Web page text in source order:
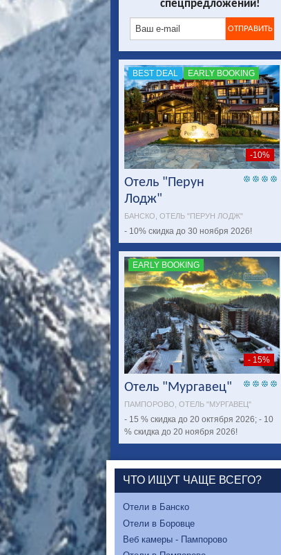
спецпредложений!
BEST DEAL EARLY BOOKING
-10%
Отель "Перун
Лодж"
БАНСКО, ОТЕЛЬ "ПЕРУН ЛОДЖ"
- 10% скидка до 30 ноября 2026!
EARLY BOOKING
- 15%
Отель "Мургавец"
ПАМПОРОВО, ОТЕЛЬ "МУРГАВЕЦ"
- 15 % скидка до 20 октября 2026; - 10
% скидка до 20 ноября 2026!
ЧТО ИЩУТ ЧАЩЕ ВСЕГО?
Отели в Банско
Отели в Боровце
Веб камеры - Пампорово